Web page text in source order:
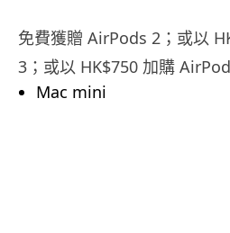
免費獲贈 AirPods 2；或以
3；或以 HK$750 加購
Mac mini